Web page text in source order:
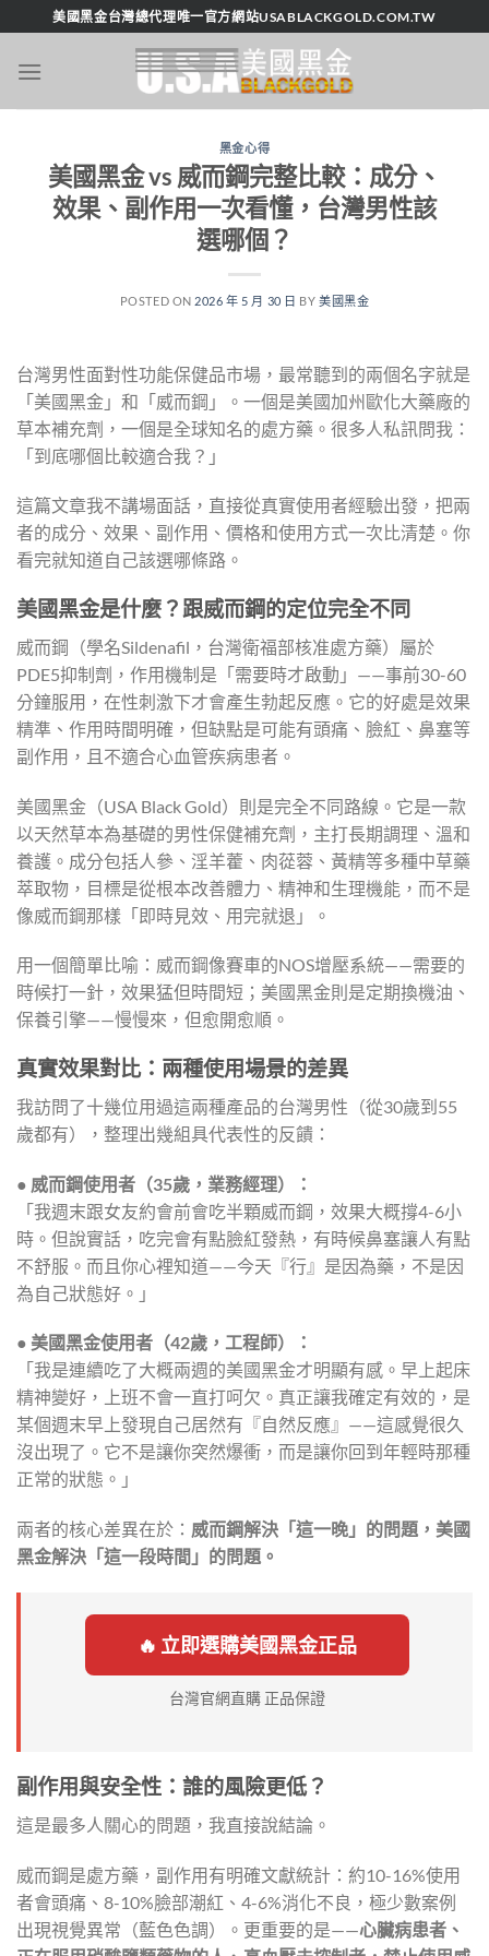
轉
美國黑金台灣總代理唯一官方網站USABLACKGOLD.COM.TW
黑金心得
美國黑金 vs 威而鋼完整比較：成分、
效果、副作用一次看懂，台灣男性該
選哪個？
POSTED ON 2026 年 5 月 30 日 BY 美國黑金
台灣男性面對性功能保健品市場，最常聽到的兩個名字就是
「美國黑金」和「威而鋼」。一個是美國加州歐化大藥廠的
草本補充劑，一個是全球知名的處方藥。很多人私訊問我：
「到底哪個比較適合我？」
這篇文章我不講場面話，直接從真實使用者經驗出發，把兩
者的成分、效果、副作用、價格和使用方式一次比清楚。你
看完就知道自己該選哪條路。
美國黑金是什麼？跟威而鋼的定位完全不同
威而鋼（學名Sildenafil，台灣衛福部核准處方藥）屬於
PDE5抑制劑，作用機制是「需要時才啟動」——事前30-60
分鐘服用，在性刺激下才會產生勃起反應。它的好處是效果
精準、作用時間明確，但缺點是可能有頭痛、臉紅、鼻塞等
副作用，且不適合心血管疾病患者。
美國黑金（USA Black Gold）則是完全不同路線。它是一款
以天然草本為基礎的男性保健補充劑，主打長期調理、溫和
養護。成分包括人參、淫羊藿、肉蓯蓉、黃精等多種中草藥
萃取物，目標是從根本改善體力、精神和生理機能，而不是
像威而鋼那樣「即時見效、用完就退」。
用一個簡單比喻：威而鋼像賽車的NOS增壓系統——需要的
時候打一針，效果猛但時間短；美國黑金則是定期換機油、
保養引擎——慢慢來，但愈開愈順。
真實效果對比：兩種使用場景的差異
我訪問了十幾位用過這兩種產品的台灣男性（從30歲到55
歲都有），整理出幾組具代表性的反饋：
● 威而鋼使用者（35歲，業務經理）：
「我週末跟女友約會前會吃半顆威而鋼，效果大概撐4-6小
時。但說實話，吃完會有點臉紅發熱，有時候鼻塞讓人有點
不舒服。而且你心裡知道——今天『行』是因為藥，不是因
為自己狀態好。」
● 美國黑金使用者（42歲，工程師）：
「我是連續吃了大概兩週的美國黑金才明顯有感。早上起床
精神變好，上班不會一直打呵欠。真正讓我確定有效的，是
某個週末早上發現自己居然有『自然反應』——這感覺很久
沒出現了。它不是讓你突然爆衝，而是讓你回到年輕時那種
正常的狀態。」
兩者的核心差異在於： 威而鋼解決「這一晚」的問題，美國
黑金解決「這一段時間」的問題。
🔥 立即選購美國黑金正品
台灣官網直購 正品保證
副作用與安全性：誰的風險更低？
這是最多人關心的問題，我直接說結論。
威而鋼是處方藥，副作用有明確文獻統計：約10-16%使用
者會頭痛、8-10%臉部潮紅、4-6%消化不良，極少數案例
出現視覺異常（藍色色調）。更重要的是——心臟病患者、